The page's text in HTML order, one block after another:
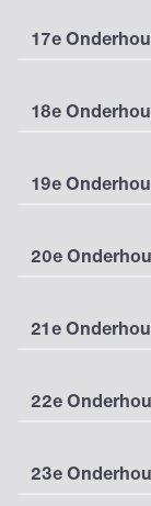
17e
18e
19e
20e
21e
22e
23e